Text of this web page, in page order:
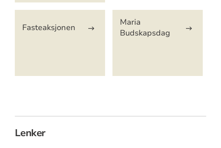
Fasteaksjonen
Maria
Budskapsdag
Lenker